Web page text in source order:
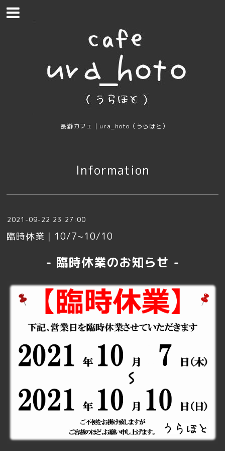
長瀞カフェ｜ura_hoto（うらほと）
Information
2021-09-22 23:27:00
臨時休業｜10/7~10/10
- 臨時休業のお知らせ -